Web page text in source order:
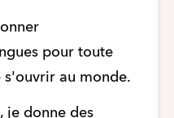
pour toute
s'ouvrir au monde.
je donne des